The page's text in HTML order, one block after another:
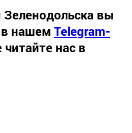
Зеленодольска вы
нашем Telegram-
нас в